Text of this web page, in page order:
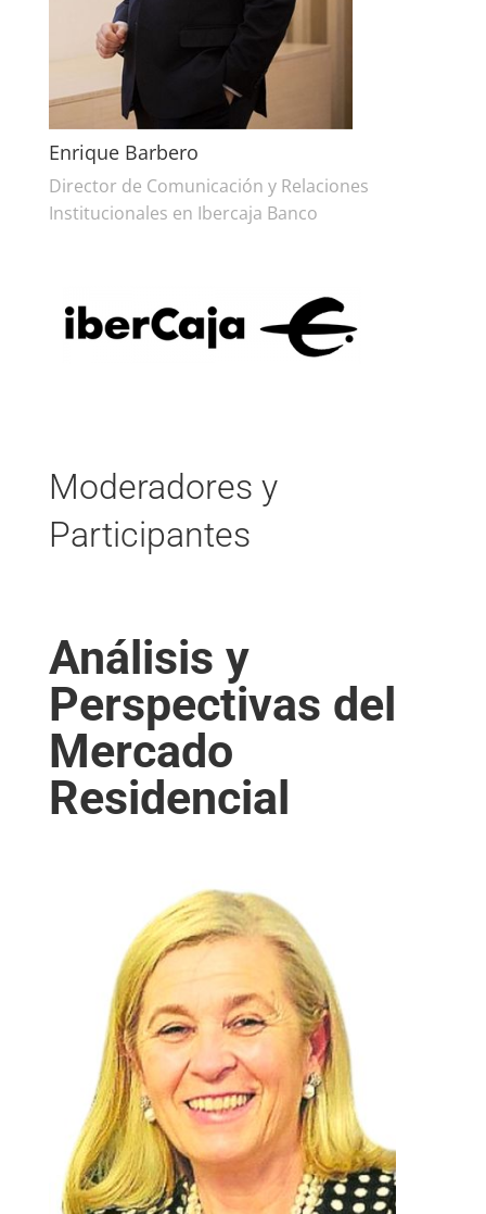
Enrique Barbero
Director de Comunicación y Relaciones
Institucionales en Ibercaja Banco
Moderadores y
Participantes
Análisis y
Perspectivas del
Mercado
Residencial